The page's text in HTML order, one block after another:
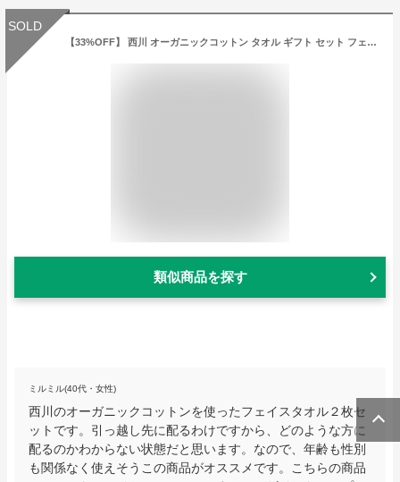
SOLD
【33%OFF】 西川 オーガニックコットン タオル ギフト セット フェイスタオル 2枚セット 2223-20301 [タオルギフト] 人気 おすすめ [内祝い お返し 引越 ご挨拶 快気 香典返 法要 粗供養 満中陰]
類似商品を探す
ミルミル(40代・女性)
西川のオーガニックコットンを使ったフェイスタオル２枚セ
ットです。引っ越し先に配るわけですから、どのような方に
配るのかわからない状態だと思います。なので、年齢も性別
も関係なく使えそうこの商品がオススメです。こちらの商品